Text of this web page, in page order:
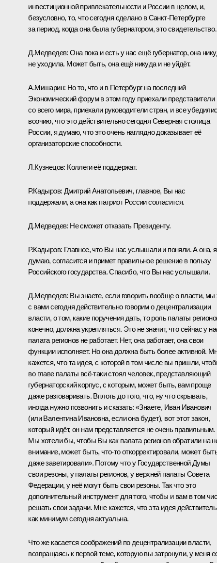
инвестиционной привлекательности и России в целом, и,
безусловно, то, что сегодня сделано в Санкт-Петербурге
за период, когда она была губернатором, это
Д.Медведев:Она пока и есть у нас ещё губернатор, она
не уходила. Может быть, она ещё никуда и не уйдёт.
А.Мишарин: Но то, что и в Петербург на последний
Экономический форум в этом году приехали представители
со всего мира, приехали руководители стран, и все
воочию, что это действительно сегодня Северная столица
России, я думаю, что это очень наглядно доказывает её
организаторские способности.
Л.Кузнецов: Коллеги её поддержат.
Р.Кадыров: Дмитрий Анатольевич, главное, Вы нас
поддержали, а она как патриот России согласится.
Д.Медведев: Не сможет отказать Президенту.
Р.Кадыров: Главное, что Вы нас услышали и поняли. А она, я
думаю, согласится и примет правильное решение в пользу
Российского государства. Спасибо, что Вы нас услышали.
Д.Медведев: Вы знаете, если говорить вообще о власти, мы
с вами сегодня действительно говорим о децентрализации
власти, о том, какие поручения дать, то роль палаты
конечно, должна укрепляться. Это не значит, что сейчас у
палата регионов не работает. Нет, она работает, она свои
функции исполняет. Но она должна быть более активной.
кажется, что та идея, с которой в том числе вы пришли,
во главе палаты всё‑таки стоял человек, представляющий
губернаторский корпус, с которым, может быть, вам проще
даже разговаривать. Вплоть до того, что, ну что скрывать,
иногда нужно позвонить и сказать: «Знаете, Иван Иванович
(или Валентина Ивановна, если она будет), вот этот закон,
который идёт, он нам представляется не очень правильным.
Мы хотели бы, чтобы Вы как палата регионов обратили на
внимание, может быть, что‑то откорректировали, может
даже заветировали». Потому что у Государственной Думы
свои резоны, у палаты регионов, у верхней палаты Совета
Федерации, у неё могут быть свои резоны. Так что это
дополнительный инструмент для того, чтобы и вам в том
решать свои задачи. Мне кажется, что эта идея
как минимум сегодня актуальна.
Что же касается соображений по децентрализации власти,
возвращаясь к первой теме, которую вы затронули, у меня